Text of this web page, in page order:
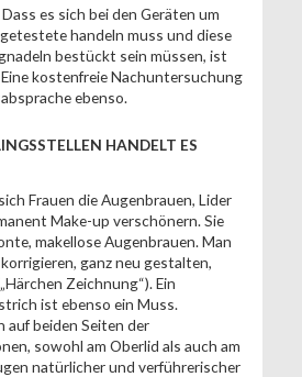
es sich bei den Geräten um
handeln muss und diese
bestückt sein müssen, ist
kostenfreie Nachuntersuchung
ebenso.
HANDELT ES
Frauen die Augenbrauen, Lider
Make-up verschönern. Sie
makellose Augenbrauen. Man
ganz neu gestalten,
Zeichnung“). Ein
ist ebenso ein Muss.
auf beiden Seiten der
sowohl am Oberlid als auch am
natürlicher und verführerischer